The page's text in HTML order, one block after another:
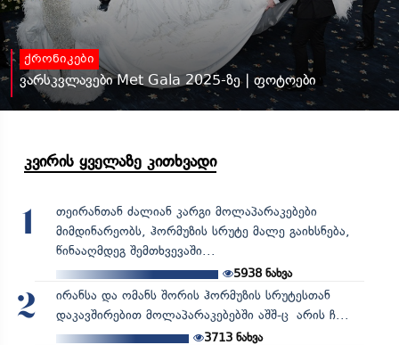
ქრონიკები
ვარსკვლავები Met Gala 2025-ზე | ფოტოები
კვირის ყველაზე კითხვადი
1
თეირანთან ძალიან კარგი მოლაპარაკებები
მიმდინარეობს, ჰორმუზის სრუტე მალე გაიხსნება,
წინააღმდეგ შემთხვევაში...
5938 ნახვა
2
ირანსა და ომანს შორის ჰორმუზის სრუტესთან
დაკავშირებით მოლაპარაკებებში აშშ-ც არის ჩ...
3713ნახვა